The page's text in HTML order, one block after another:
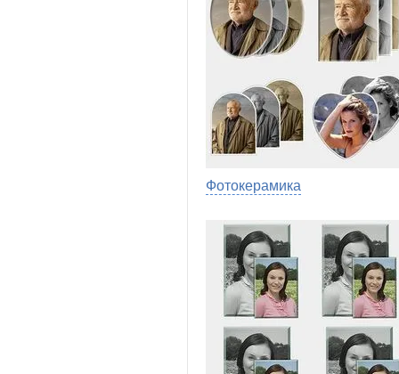
Фотокерамика